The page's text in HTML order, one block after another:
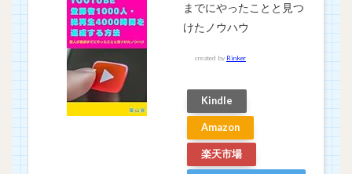
までにやったことと見つ
けたノウハウ
created by Rinker
Kindle
Amazon
楽天市場